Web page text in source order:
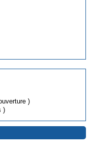
Spécial Histoire / Avr 2012 ( Couverture )
)